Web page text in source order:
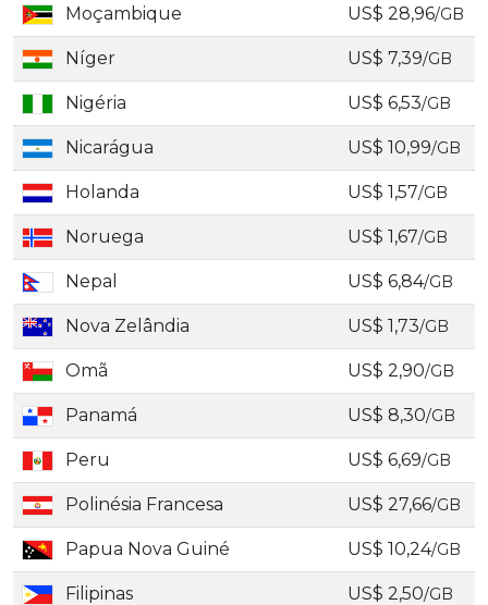
Moçambique US$ 28,96/GB
Níger US$ 7,39/GB
Nigéria US$ 6,53/GB
Nicarágua US$ 10,99/GB
Holanda US$ 1,57/GB
Noruega US$ 1,67/GB
Nepal US$ 6,84/GB
Nova Zelândia US$ 1,73/GB
Omã US$ 2,90/GB
Panamá US$ 8,30/GB
Peru US$ 6,69/GB
Polinésia Francesa US$ 27,66/GB
Papua Nova Guiné US$ 10,24/GB
Filipinas US$ 2,50/GB